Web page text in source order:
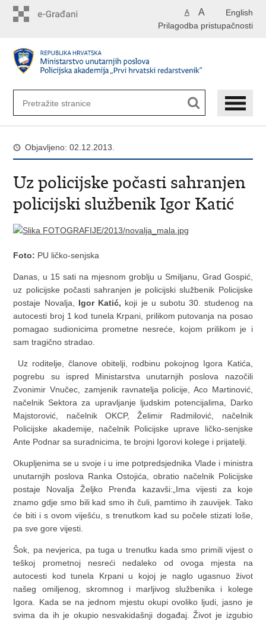
English
A A
Prilagodba pristupačnosti
Objavljeno: 02.12.2013.
Uz policijske počasti sahranjen
policijski službenik Igor Katić
Foto: PU ličko-senjska
Danas, u 15 sati na mjesnom groblju u Smiljanu, Grad Gospić,
uz policijske počasti sahranjen je policijski službenik Policijske
postaje Novalja, Igor Katić, koji je u subotu 30. studenog na
autocesti broj 1 kod tunela Krpani, prilikom putovanja na posao
pomagao sudionicima prometne nesreće, kojom prilikom je i
sam tragično stradao.
Uz roditelje, članove obitelji, rodbinu pokojnog Igora Katića,
pogrebu su ispred Ministarstva unutarnjih poslova nazočili
Zvonimir Vnučec, zamjenik ravnatelja policije, Aco Martinović,
načelnik Sektora za upravljanje ljudskim potencijalima, Darko
Majstorović, načelnik OKCP, Želimir Radmilović, načelnik
Policijske akademije, načelnik Policijske uprave ličko-senjske
Ante Podnar sa suradnicima, te brojni Igorovi kolege i prijatelji.
Okupljenima se u svoje i u ime potpredsjednika Vlade i ministra
unutarnjih poslova Ranka Ostojića, obratio načelnik Policijske
postaje Novalja Željko Prenđa kazavši:„Ima vijesti za koje
znamo gdje smo bili kad smo ih čuli, pamtimo ih zauvijek. Tako
će biti i s ovom viješću, s trenutkom kad su počele stizati loše,
pa sve gore vijesti.
Šok, pa nevjerica, pa tuga u trenutku kada smo primili vijest o
teškoj prometnoj nesreći nedaleko od ovoga mjesta na
autocesti kod tunela Krpani u kojoj je naglo ugasnuo život
našeg omiljenog, skromnog i marljivog službenika i kolege
Igora. Kada se na jednom mjestu okupi ovoliko ljudi, jasno je
svima da ih je okupio nesvakidašnji događaj. Život je izgubio